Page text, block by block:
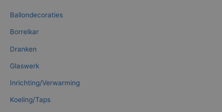
Ballondecoraties
Borrelkar
Dranken
Glaswerk
Inrichting/Verwarming
Koeling/Taps